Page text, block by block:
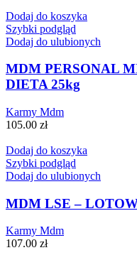
Dodaj do koszyka
Szybki podgląd
Dodaj do ulubionych
MDM PERSONAL
DIETA 25kg
Karmy Mdm
105.00 zł
Dodaj do koszyka
Szybki podgląd
Dodaj do ulubionych
MDM LSE –
Karmy Mdm
107.00 zł